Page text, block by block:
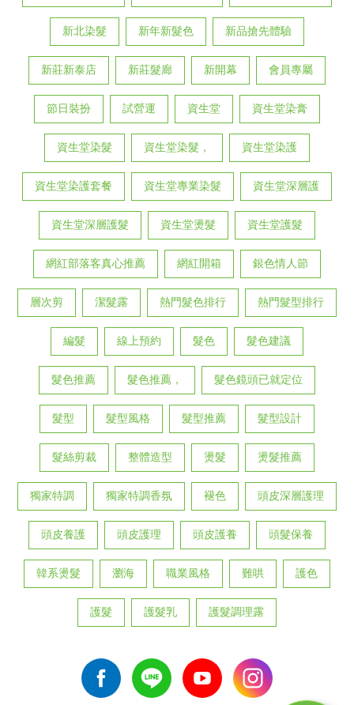
新北染髮 新年新髮色 新品搶先體驗
新莊新泰店 新莊髮廊 新開幕 會員專屬
節日裝扮 試營運 資生堂 資生堂染膏
資生堂染髮 資生堂染髮， 資生堂染護
資生堂染護套餐 資生堂專業染髮 資生堂深層護
資生堂深層護髮 資生堂燙髮 資生堂護髮
網紅部落客真心推薦 網紅開箱 銀色情人節
層次剪 潔髮露 熱門髮色排行 熱門髮型排行
編髮 線上預約 髮色 髮色建議
髮色推薦 髮色推薦， 髮色鏡頭已就定位
髮型 髮型風格 髮型推薦 髮型設計
髮絲剪裁 整體造型 燙髮 燙髮推薦
獨家特調 獨家特調香氛 褪色 頭皮深層護理
頭皮養護 頭皮護理 頭皮護養 頭髮保養
韓系燙髮 瀏海 職業風格 難哄 護色
護髮 護髮乳 護髮調理露